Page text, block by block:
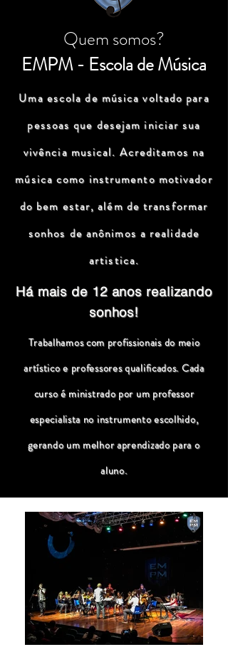
Quem somos?
EMPM - Escola de Música
Uma escola de música voltado para
pessoas que desejam iniciar sua
vivência musical. Acreditamos na
música como instrumento motivador
do bem estar, além de transformar
sonhos de anônimos a realidade
artistica.
Há mais de 12 anos realizando
sonhos!
Trabalhamos com profissionais do meio
artístico e professores qualificados. Cada
curso é ministrado por um professor
especialista no instrumento escolhido,
gerando um melhor aprendizado para o
aluno.